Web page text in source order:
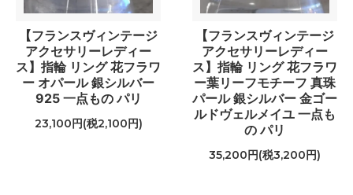
【フランスヴィンテージ
アクセサリーレディー
ス】指輪 リング 花フラワ
ー オパール 銀シルバー
925 一点もの パリ
23,100円(税2,100円)
【フランスヴィンテージ
アクセサリーレディー
ス】指輪 リング 花フラワ
ー葉リーフモチーフ 真珠
パール 銀シルバー 金ゴー
ルドヴェルメイユ 一点も
の パリ
35,200円(税3,200円)